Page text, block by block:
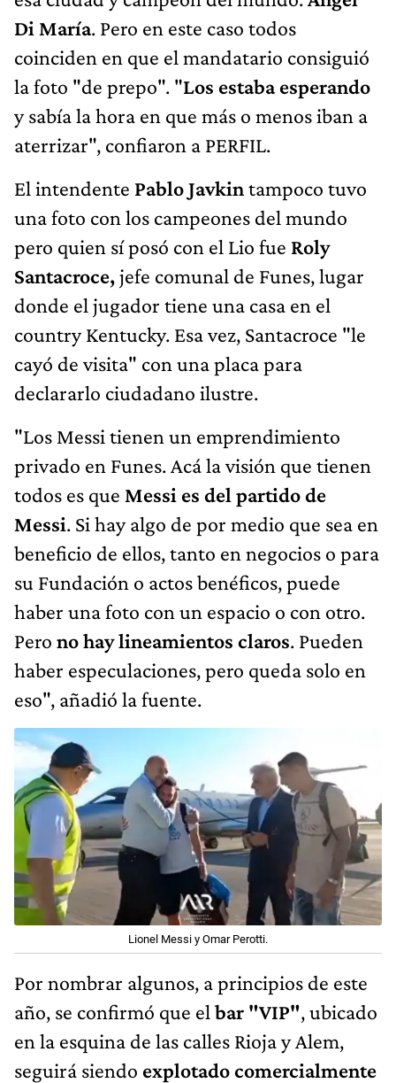
Di María. Pero en este caso todos
coinciden en que el mandatario consiguió
la foto "de prepo". "Los estaba esperando
y sabía la hora en que más o menos iban a
aterrizar", confiaron a PERFIL.
El intendente Pablo Javkintampoco tuvo
una foto con los campeones del mundo
pero quien sí posó con el Lio fue Roly
Santacroce,jefe comunal de Funes, lugar
donde el jugador tiene una casa en el
country Kentucky. Esa vez, Santacroce "le
cayó de visita" con una placa para
declararlo ciudadano ilustre.
"Los Messi tienen un emprendimiento
privado en Funes. Acá la visión que tienen
todos es que Messi es del partido de
Messi. Si hay algo de por medio que sea en
beneficio de ellos, tanto en negocios o para
su Fundación o actos benéficos, puede
haber una foto con un espacio o con otro.
Pero no hay lineamientos claros. Pueden
haber especulaciones, pero queda solo en
eso", añadió la fuente.
Lionel Messi y Omar Perotti.
Por nombrar algunos, a principios de este
año, se confirmó que el bar "VIP", ubicado
en la esquina de las calles Rioja y Alem,
seguirá siendo explotado comercialmente